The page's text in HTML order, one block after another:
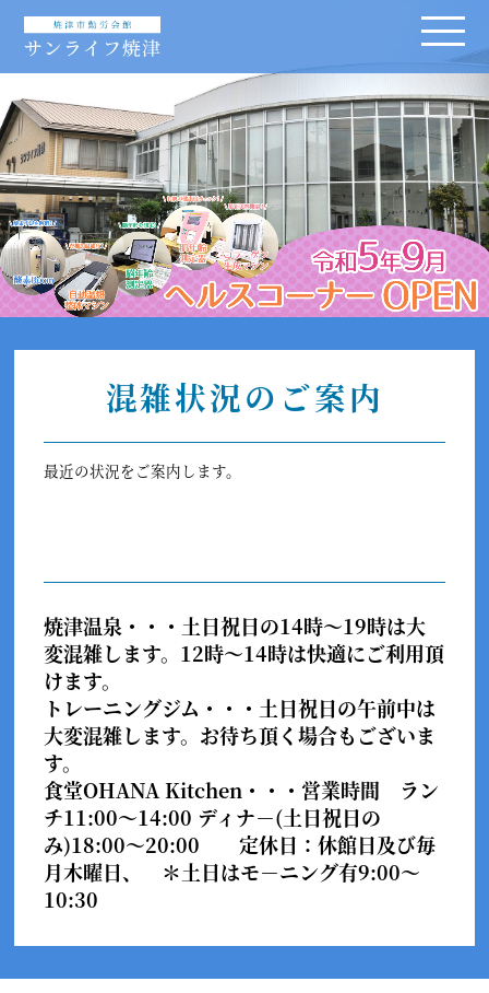
混雑状況のご案内
最近の状況をご案内します。
焼津温泉・・・ 土日祝日の14時～19時は大
変混雑します。12時～14時は快適にご利用頂
けます。
トレーニングジム・・・ 土日祝日の午前中は
大変混雑します。お待ち頂く場合もございま
す。
食堂OHANA Kitchen・・・ 営業時間 ラン
チ11:00～14:00 ディナ－(土日祝日の
み)18:00～20:00 定休日：休館日及び毎
月木曜日、 ＊土日はモ－ニング有9:00～
10:30